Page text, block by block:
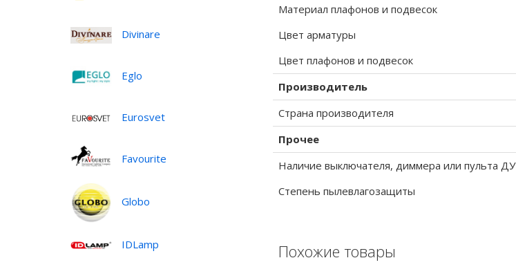
Divinare
Eglo
Eurosvet
Favourite
Globo
IDLamp
Материал плафонов и подвесок
Цвет арматуры
Цвет плафонов и подвесок
Производитель
Страна производителя
Прочее
Наличие выключателя, диммера или пульта ДУ
Степень пылевлагозащиты
Похожие товары